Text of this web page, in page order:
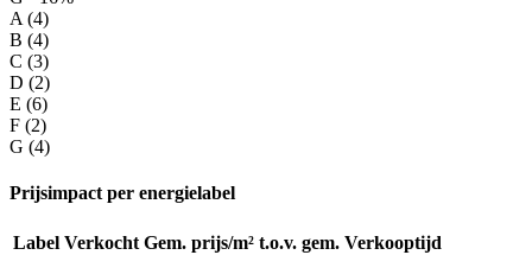
A (4)
B (4)
C (3)
D (2)
E (6)
F (2)
G (4)
Prijsimpact per energielabel
Label Verkocht Gem. prijs/m² t.o.v. gem. Verkooptijd